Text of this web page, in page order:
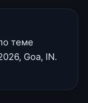
теме
Goa, IN.